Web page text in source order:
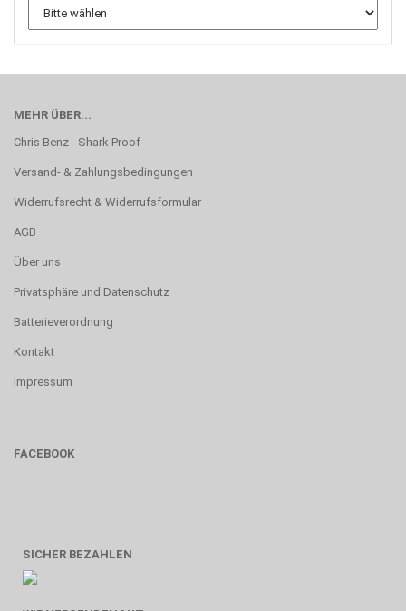
MEHR ÜBER...
Chris Benz - Shark Proof
Versand- & Zahlungsbedingungen
Widerrufsrecht & Widerrufsformular
AGB
Über uns
Privatsphäre und Datenschutz
Batterieverordnung
Kontakt
Impressum
FACEBOOK
SICHER BEZAHLEN